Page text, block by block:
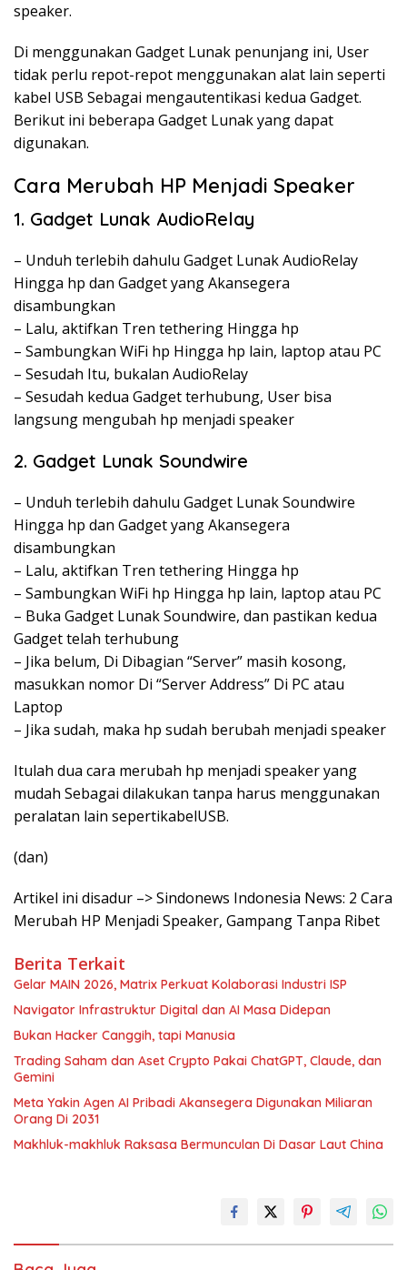
speaker.
Di menggunakan Gadget Lunak penunjang ini, User
tidak perlu repot-repot menggunakan alat lain seperti
kabel USB Sebagai mengautentikasi kedua Gadget.
Berikut ini beberapa Gadget Lunak yang dapat
digunakan.
Cara Merubah HP Menjadi Speaker
1. Gadget Lunak AudioRelay
– Unduh terlebih dahulu Gadget Lunak AudioRelay
Hingga hp dan Gadget yang Akansegera
disambungkan
– Lalu, aktifkan Tren tethering Hingga hp
– Sambungkan WiFi hp Hingga hp lain, laptop atau PC
– Sesudah Itu, bukalan AudioRelay
– Sesudah kedua Gadget terhubung, User bisa
langsung mengubah hp menjadi speaker
2. Gadget Lunak Soundwire
– Unduh terlebih dahulu Gadget Lunak Soundwire
Hingga hp dan Gadget yang Akansegera
disambungkan
– Lalu, aktifkan Tren tethering Hingga hp
– Sambungkan WiFi hp Hingga hp lain, laptop atau PC
– Buka Gadget Lunak Soundwire, dan pastikan kedua
Gadget telah terhubung
– Jika belum, Di Dibagian “Server” masih kosong,
masukkan nomor Di “Server Address” Di PC atau
Laptop
– Jika sudah, maka hp sudah berubah menjadi speaker
Itulah dua cara merubah hp menjadi speaker yang
mudah Sebagai dilakukan tanpa harus menggunakan
peralatan lain sepertikabelUSB.
(dan)
Artikel ini disadur –> Sindonews Indonesia News: 2 Cara
Merubah HP Menjadi Speaker, Gampang Tanpa Ribet
Berita Terkait
Gelar MAIN 2026, Matrix Perkuat Kolaborasi Industri ISP
Navigator Infrastruktur Digital dan AI Masa Didepan
Bukan Hacker Canggih, tapi Manusia
Trading Saham dan Aset Crypto Pakai ChatGPT, Claude, dan
Gemini
Meta Yakin Agen AI Pribadi Akansegera Digunakan Miliaran
Orang Di 2031
Makhluk-makhluk Raksasa Bermunculan Di Dasar Laut China